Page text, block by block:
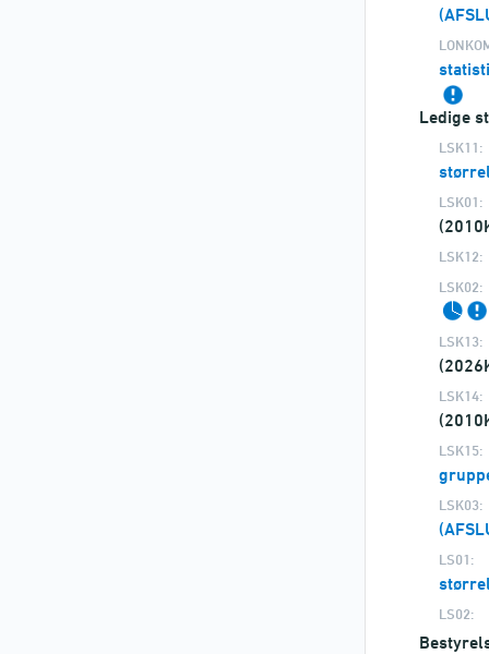
Ledige
LSK11:
LSK01:
LSK12:
LSK02:
LSK13:
LSK14:
LSK15:
LSK03:
LS01:
LS02: